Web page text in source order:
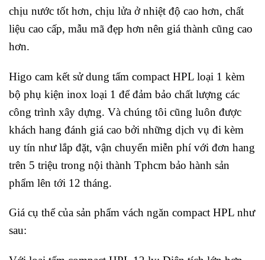
chịu nước tốt hơn, chịu lửa ở nhiệt độ cao hơn, chất
liệu cao cấp, mẫu mã đẹp hơn nên giá thành cũng cao
hơn.
Higo cam kết sử dung tấm compact HPL loại 1 kèm
bộ phụ kiện inox loại 1 để đảm bảo chất lượng các
công trình xây dựng. Và chúng tôi cũng luôn được
khách hang đánh giá cao bởi những dịch vụ đi kèm
uy tín như lắp đặt, vận chuyển miễn phí với đơn hang
trên 5 triệu trong nội thành Tphcm bảo hành sản
phẩm lên tới 12 tháng.
Giá cụ thể của sản phẩm vách ngăn compact HPL như
sau: